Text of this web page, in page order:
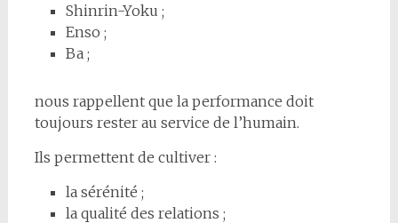
Shinrin-Yoku ;
Enso ;
Ba ;
nous rappellent que la performance doit
toujours rester au service de l’humain.
Ils permettent de cultiver :
la sérénité ;
la qualité des relations ;